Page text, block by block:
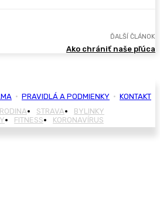
ĎALŠÍ ČLÁNOK
Ako chrániť naše pľúca
• PRAVIDLÁ A PODMIENKY • KONTAKT
RODINA STRAVA
BYLINKY
FITNESS KORONAVÍRUS